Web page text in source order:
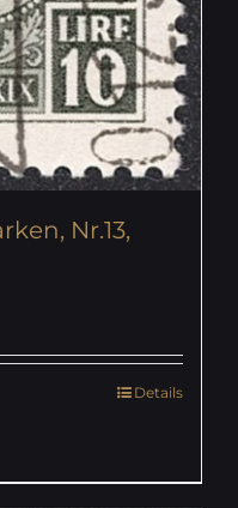
Nr.13,
Details